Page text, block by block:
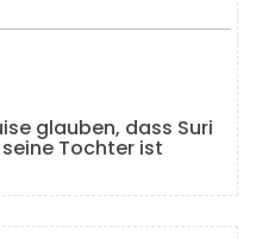
glauben, dass Suri
Tochter ist